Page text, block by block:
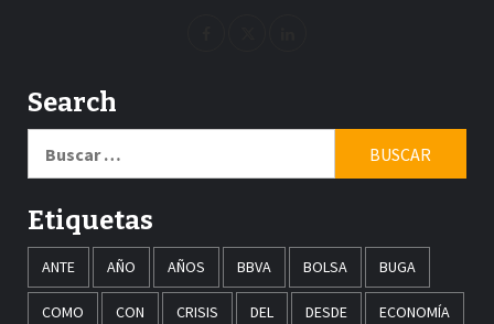
Search
Etiquetas
ANTE AÑO AÑOS BBVA BOLSA BUGA
COMO CON CRISIS DEL DESDE ECONOMÍA